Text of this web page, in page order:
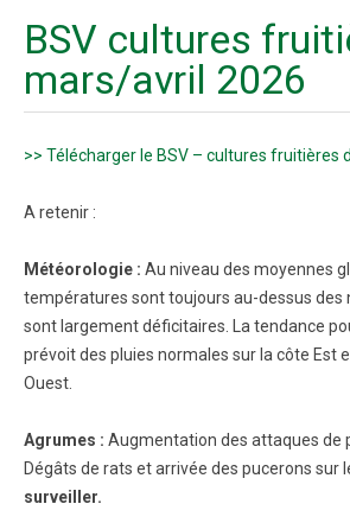
BSV cultures
mars/avril 2026
>> Télécharger le BSV – cultures fruitières
A retenir :
Météorologie : Au niveau des moyennes
températures sont toujours au-dessus des
sont largement déficitaires. La tendance
prévoit des pluies normales sur la côte Est
Ouest.
Agrumes : Augmentation des attaques de
Dégâts de rats et arrivée des pucerons sur
surveiller.